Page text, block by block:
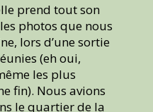
prend tout son
photos que nous
lors d’une sortie
(eh oui,
les plus
fin). Nous avions
le quartier de la